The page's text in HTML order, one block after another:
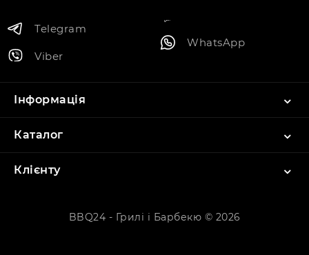
Telegram
Viber
WhatsApp
Інформація
Каталог
Клієнту
BBQ24 - Грилі і Барбекю © 2026